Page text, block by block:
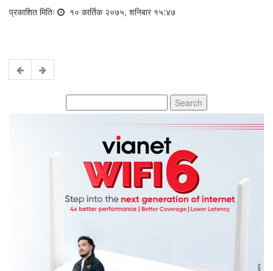
प्रकाशित मितिः १० कार्तिक २०७५, शनिबार १५:४७
for: